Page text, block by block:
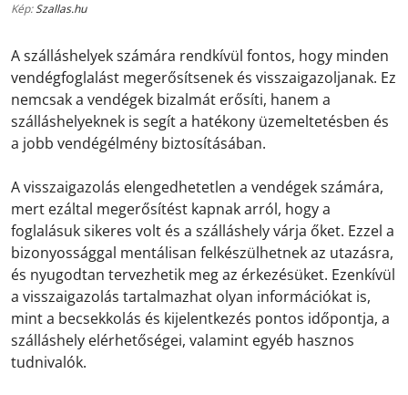
Kép:Szallas.hu
A szálláshelyek számára rendkívül fontos, hogy minden
vendégfoglalást megerősítsenek és visszaigazoljanak. Ez
nemcsak a vendégek bizalmát erősíti, hanem a
szálláshelyeknek is segít a hatékony üzemeltetésben és
a jobb vendégélmény biztosításában.
A visszaigazolás elengedhetetlen a vendégek számára,
mert ezáltal megerősítést kapnak arról, hogy a
foglalásuk sikeres volt és a szálláshely várja őket. Ezzel a
bizonyossággal mentálisan felkészülhetnek az utazásra,
és nyugodtan tervezhetik meg az érkezésüket. Ezenkívül
a visszaigazolás tartalmazhat olyan információkat is,
mint a becsekkolás és kijelentkezés pontos időpontja, a
szálláshely elérhetőségei, valamint egyéb hasznos
tudnivalók.